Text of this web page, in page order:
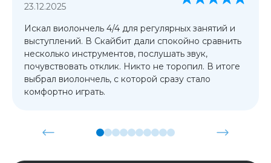
23.12.2025
Искал виолончель 4/4 для регулярных занятий и
выступлений. В Скайбит дали спокойно сравнить
несколько инструментов, послушать звук,
почувствовать отклик. Никто не торопил. В итоге
выбрал виолончель, с которой сразу стало
комфортно играть.